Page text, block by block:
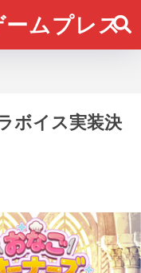
ムプレス
ボイス実装決